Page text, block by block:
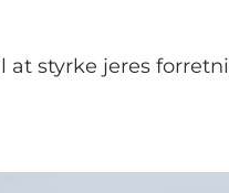
at styrke jeres